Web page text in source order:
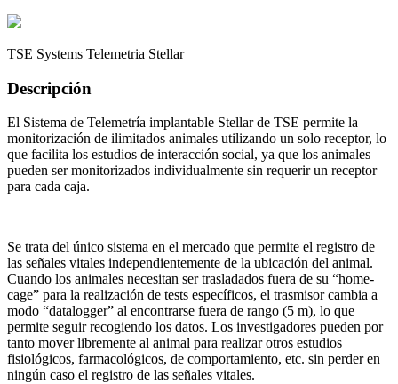
TSE Systems Telemetria Stellar
Descripción
El Sistema de Telemetría implantable Stellar de TSE permite la
monitorización de ilimitados animales utilizando un solo receptor, lo
que facilita los estudios de interacción social, ya que los animales
pueden ser monitorizados individualmente sin requerir un receptor
para cada caja.
Se trata del único sistema en el mercado que permite el registro de
las señales vitales independientemente de la ubicación del animal.
Cuando los animales necesitan ser trasladados fuera de su “home-
cage” para la realización de tests específicos, el trasmisor cambia a
modo “datalogger” al encontrarse fuera de rango (5 m), lo que
permite seguir recogiendo los datos. Los investigadores pueden por
tanto mover libremente al animal para realizar otros estudios
fisiológicos, farmacológicos, de comportamiento, etc. sin perder en
ningún caso el registro de las señales vitales.